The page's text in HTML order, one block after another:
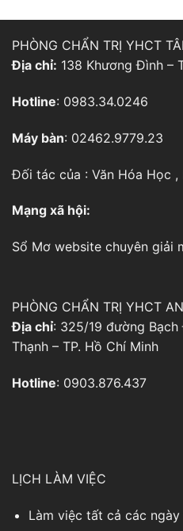
PHÒNG CHẨN TRỊ YHCT
Địa chỉ: 138 Khương Đình –
Hotline: 0983.34.0246
Máy bàn: 02462.9779.23
Đối tác của : Văn Hóa Học ,
Mạng xã hội:
Sổ Mơ website chuyên giải
PHÒNG CHẨN TRỊ YHCT
Địa chỉ: 325/19 đường Bạch
Thạnh – TP. Hồ Chí Minh
Hotline: 0903.876.437
LỊCH LÀM VIỆC
Làm việc tất cả các